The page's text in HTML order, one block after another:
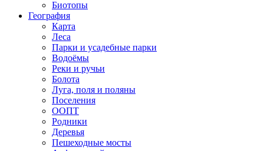
Биотопы
География
Карта
Леса
Парки и усадебные парки
Водоёмы
Реки и ручьи
Болота
Луга, поля и поляны
Поселения
ООПТ
Родники
Деревья
Пешеходные мосты